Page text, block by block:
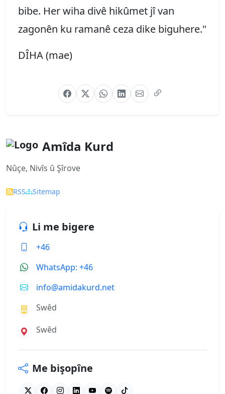
bibe. Her wiha divê hikûmet jî van
zagonên ku ramanê ceza dike biguhere."
DÎHA (mae)
Amîda Kurd
Nûçe, Nivîs û Şîrove
RSS Sitemap
Li me bigere
+46
WhatsApp: +46
info@amidakurd.net
Swêd
Swêd
Me bişopîne